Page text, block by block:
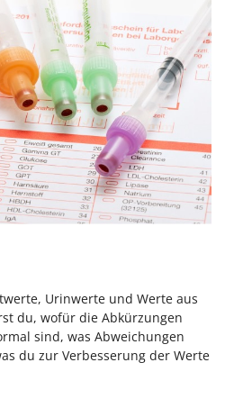
Urinwerte und Werte aus
du, wofür die Abkürzungen
sind, was Abweichungen
du zur Verbesserung der Werte